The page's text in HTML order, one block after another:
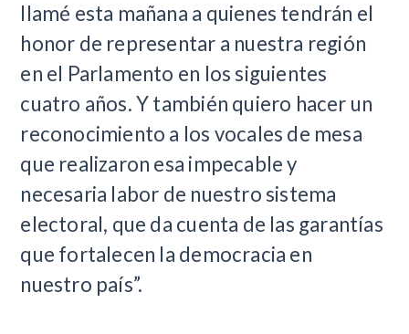
llamé esta mañana a quienes tendrán el
honor de representar a nuestra región
en el Parlamento en los siguientes
cuatro años. Y también quiero hacer un
reconocimiento a los vocales de mesa
que realizaron esa impecable y
necesaria labor de nuestro sistema
electoral, que da cuenta de las garantías
que fortalecen la democracia en
nuestro país”.